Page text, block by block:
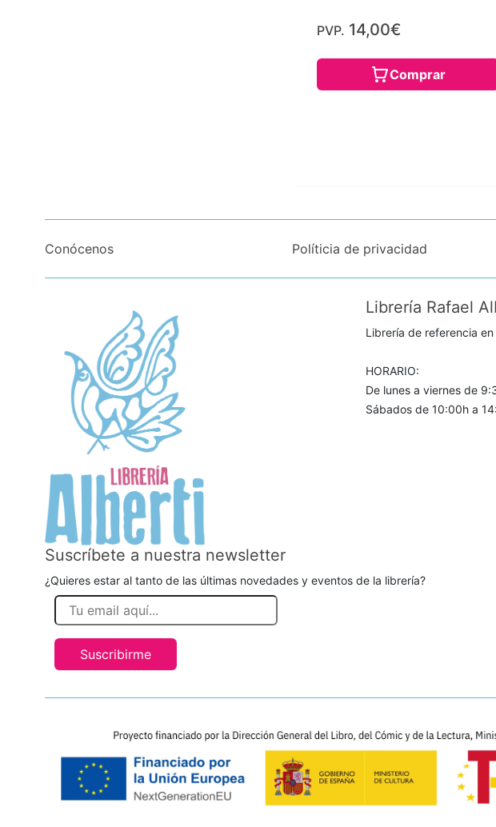
PVP. 14,00€
Comprar
Conócenos Políticia de privacidad
Librería Rafael
Librería de referencia
HORARIO:
De lunes a viernes de
Sábados de 10:00h a
Suscríbete a nuestra newsletter
¿Quieres estar al tanto de las últimas novedades y eventos de la librería?
Suscribirme